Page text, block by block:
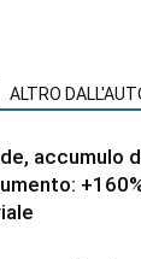
ALTRO
accumulo